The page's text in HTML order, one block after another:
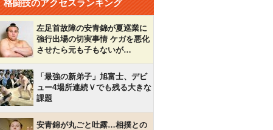
格闘技のアクセスランキング
左足首故障の安青錦が夏巡業に
強行出場の切実事情 ケガを悪化
させたら元も子もないが…
「最強の新弟子」旭富士、デビ
ュー4場所連続Ｖでも残る大きな
課題
安青錦が丸ごと吐露…相撲との